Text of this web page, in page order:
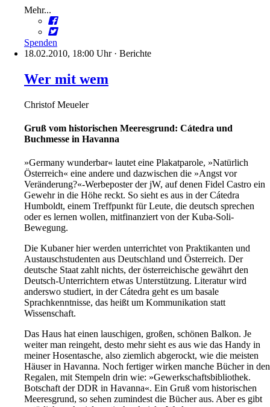
Mehr...
Spenden
18.02.2010, 18:00 Uhr· Berichte
Wer mit wem
Christof Meueler
Gruß vom historischen Meeresgrund: Cátedra und
Buchmesse in Havanna
»Germany wunderbar« lautet eine Plakatparole, »Natürlich
Österreich« eine andere und dazwischen die »Angst vor
Veränderung?«-Werbeposter der jW, auf denen Fidel Castro ein
Gewehr in die Höhe reckt. So sieht es aus in der Cátedra
Humboldt, einem Treffpunkt für Leute, die deutsch sprechen
oder es lernen wollen, mitfinanziert von der Kuba-Soli-
Bewegung.
Die Kubaner hier werden unterrichtet von Praktikanten und
Austauschstudenten aus Deutschland und Österreich. Der
deutsche Staat zahlt nichts, der österreichische gewährt den
Deutsch-Unterrichtern etwas Unterstützung. Literatur wird
anderswo studiert, in der Cátedra geht es um basale
Sprachkenntnisse, das heißt um Kommunikation statt
Wissenschaft.
Das Haus hat einen lauschigen, großen, schönen Balkon. Je
weiter man reingeht, desto mehr sieht es aus wie das Handy in
meiner Hosentasche, also ziemlich abgerockt, wie die meisten
Häuser in Havanna. Noch fertiger wirken manche Bücher in den
Regalen, mit Stempeln drin wie: »Gewerkschaftsbibliothek.
Botschaft der DDR in Havanna«. Ein Gruß vom historischen
Meeresgrund, so sehen zumindest die Bücher aus. Aber es gibt